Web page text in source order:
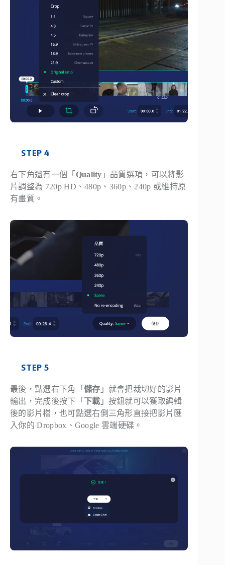
STEP 4
右下角還有一個「 Quality 」品質選項，可以將影
片調整為 720p HD、480p、360p、240p 或維持原
有畫質。
STEP 5
最後，點選右下角「 儲存 」就會把裁切好的影片
輸出，完成後按下「 下載 」按鈕就可以獲取編輯
後的影片檔，也可點選右側三角形直接把影片匯
入你的 Dropbox、Google 雲端硬碟。